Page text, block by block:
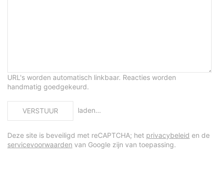
URL's worden automatisch linkbaar. Reacties worden
handmatig goedgekeurd.
VERSTUUR laden…
Deze site is beveiligd met reCAPTCHA; het privacybeleid en de
servicevoorwaarden van Google zijn van toepassing.